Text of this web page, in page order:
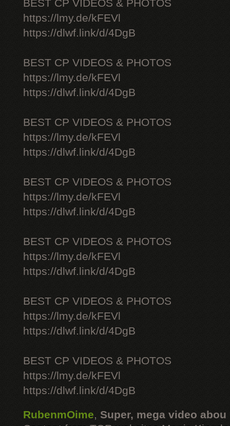
BEST CP VIDEOS & PHOTOS
https://lmy.de/kFEVl
https://dlwf.link/d/4DgB
BEST CP VIDEOS & PHOTOS
https://lmy.de/kFEVl
https://dlwf.link/d/4DgB
BEST CP VIDEOS & PHOTOS
https://lmy.de/kFEVl
https://dlwf.link/d/4DgB
BEST CP VIDEOS & PHOTOS
https://lmy.de/kFEVl
https://dlwf.link/d/4DgB
BEST CP VIDEOS & PHOTOS
https://lmy.de/kFEVl
https://dlwf.link/d/4DgB
BEST CP VIDEOS & PHOTOS
https://lmy.de/kFEVl
https://dlwf.link/d/4DgB
BEST CP VIDEOS & PHOTOS
https://lmy.de/kFEVl
https://dlwf.link/d/4DgB
RubenmOime, Super, mega video abou